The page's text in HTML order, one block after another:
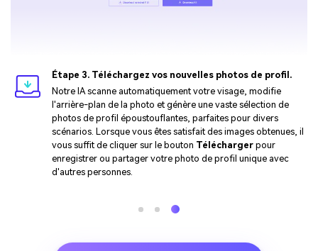
Étape 3. Téléchargez vos nouvelles photos de profil.
Notre IA scanne automatiquement votre visage, modifie
l'arrière-plan de la photo et génère une vaste sélection de
photos de profil époustouflantes, parfaites pour divers
scénarios. Lorsque vous êtes satisfait des images obtenues, il
vous suffit de cliquer sur le bouton Téléchargerpour
enregistrer ou partager votre photo de profil unique avec
d'autres personnes.